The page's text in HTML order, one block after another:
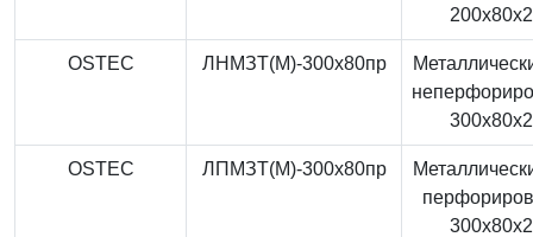
OSTEC ЛНМЗТ(М)-300x80пр
OSTEC ЛПМЗТ(М)-300x80пр